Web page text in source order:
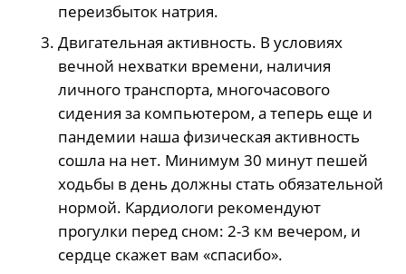
переизбыток натрия.
Двигательная активность. В условиях
вечной нехватки времени, наличия
личного транспорта, многочасового
сидения за компьютером, а теперь еще и
пандемии наша физическая активность
сошла на нет. Минимум 30 минут пешей
ходьбы в день должны стать обязательной
нормой. Кардиологи рекомендуют
прогулки перед сном: 2-3 км вечером, и
сердце скажет вам «спасибо».